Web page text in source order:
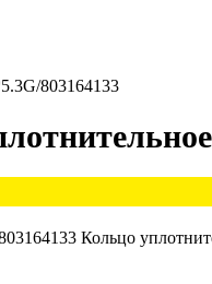
803164133